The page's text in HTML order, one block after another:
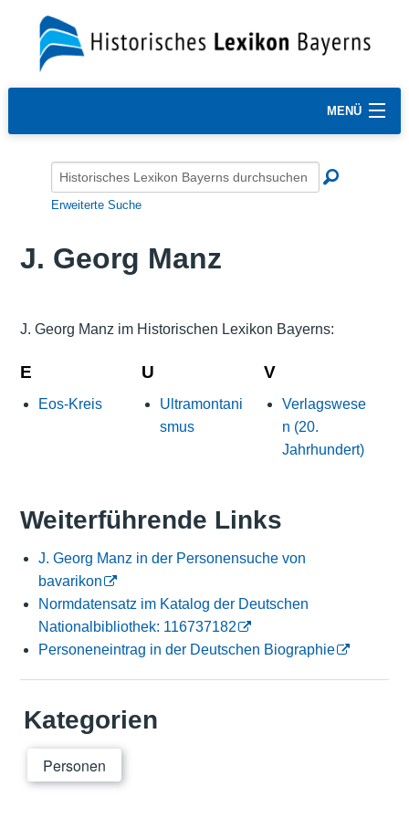
MENÜ
Erweiterte Suche
J. Georg Manz
J. Georg Manz im Historischen Lexikon Bayerns:
E
Eos-Kreis
U
Ultramontani
smus
V
Verlagswese
n (20.
Jahrhundert)
Weiterführende Links
J. Georg Manz in der Personensuche von
bavarikon
Normdatensatz im Katalog der Deutschen
Nationalbibliothek: 116737182
Personeneintrag in der Deutschen Biographie
Kategorien
Personen